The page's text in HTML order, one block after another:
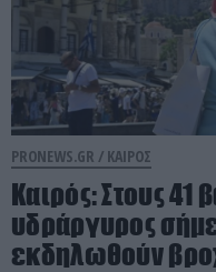
PRONEWS.GR / ΚΑΙΡΟΣ
Καιρός: Στους 41
υδράργυρος
εκδηλωθούν